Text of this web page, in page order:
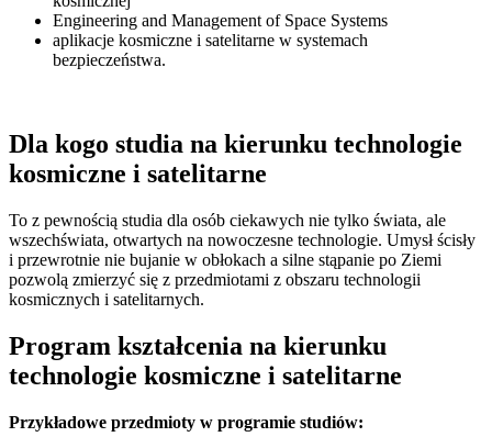
Engineering and Management of Space Systems
aplikacje kosmiczne i satelitarne w systemach
bezpieczeństwa.
Dla kogo studia na kierunku technologie
kosmiczne i satelitarne
To z pewnością studia dla osób ciekawych nie tylko świata, ale
wszechświata, otwartych na nowoczesne technologie. Umysł ścisły
i przewrotnie nie bujanie w obłokach a silne stąpanie po Ziemi
pozwolą zmierzyć się z przedmiotami z obszaru technologii
kosmicznych i satelitarnych.
Program kształcenia na kierunku
technologie kosmiczne i satelitarne
Przykładowe przedmioty w programie studiów: